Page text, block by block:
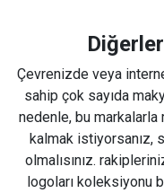
Çevrenizde veya
sahip çok sayıda
nedenle, bu
kalmak istiyorsanız,
olmalısınız.
logoları koleksiyonu